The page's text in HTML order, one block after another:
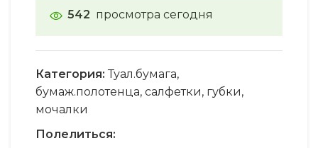
542 просмотра сегодня
Категория: Туал.бумага,
бумаж.полотенца, салфетки, губки,
мочалки
Полелиться: